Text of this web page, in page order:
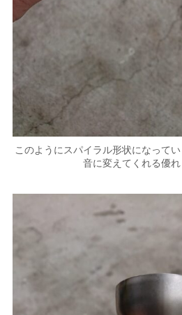
このようにスパイラル形状になって
音に変えてくれる優れ